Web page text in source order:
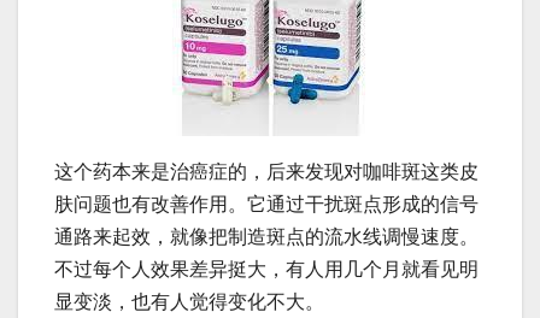
这个药本来是治癌症的，后来发现对咖啡斑这类皮
肤问题也有改善作用。它通过干扰斑点形成的信号
通路来起效，就像把制造斑点的流水线调慢速度。
不过每个人效果差异挺大，有人用几个月就看见明
显变淡，也有人觉得变化不大。